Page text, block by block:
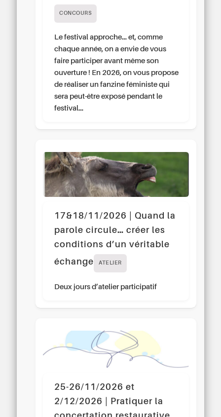
CONCOURS
Le festival approche… et, comme
chaque année, on a envie de vous
faire participer avant même son
ouverture ! En 2026, on vous propose
de réaliser un fanzine féministe qui
sera peut-être exposé pendant le
festival…
17&18/11/2026 | Quand la
parole circule… créer les
conditions d’un véritable
échange
ATELIER
Deux jours d’atelier participatif
25-26/11/2026 et
2/12/2026 | Pratiquer la